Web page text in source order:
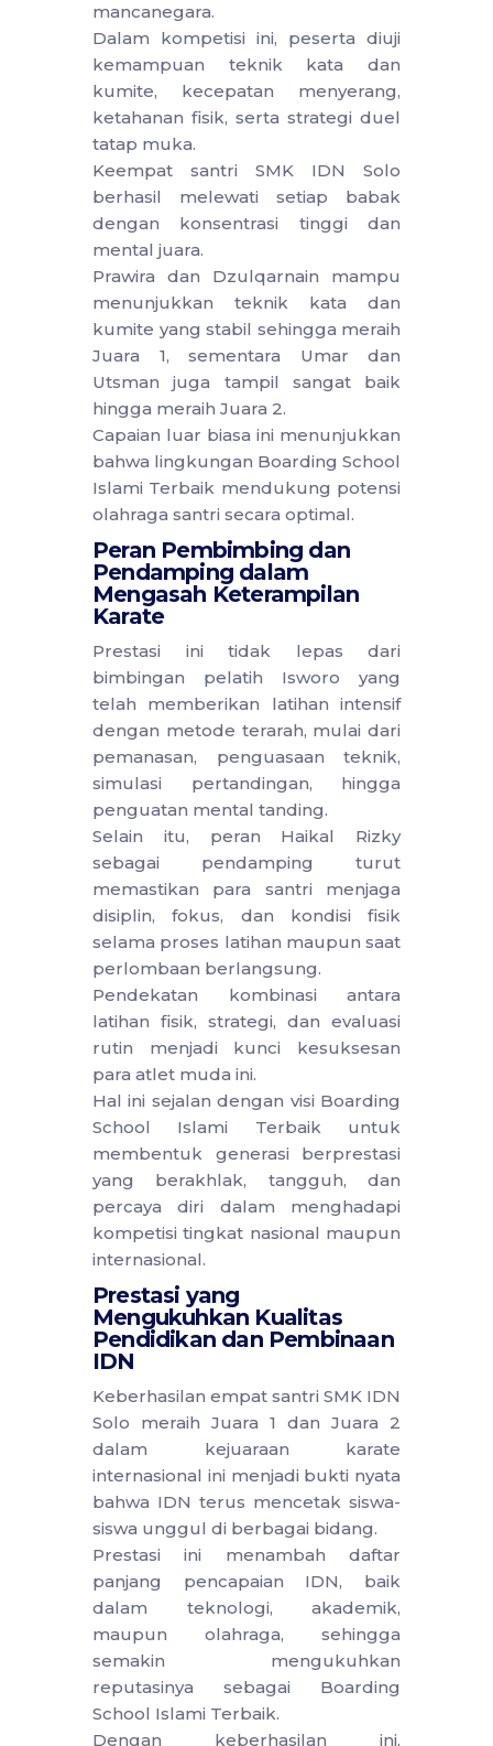
mancanegara.
Dalam kompetisi ini, peserta diuji
kemampuan teknik kata dan
kumite, kecepatan menyerang,
ketahanan fisik, serta strategi duel
tatap muka.
Keempat santri SMK IDN Solo
berhasil melewati setiap babak
dengan konsentrasi tinggi dan
mental juara.
Prawira dan Dzulqarnain mampu
menunjukkan teknik kata dan
kumite yang stabil sehingga meraih
Juara 1, sementara Umar dan
Utsman juga tampil sangat baik
hingga meraih Juara 2.
Capaian luar biasa ini menunjukkan
bahwa lingkungan Boarding School
Islami Terbaik mendukung potensi
olahraga santri secara optimal.
Peran Pembimbing dan
Pendamping dalam
Mengasah Keterampilan
Karate
Prestasi ini tidak lepas dari
bimbingan pelatih Isworo yang
telah memberikan latihan intensif
dengan metode terarah, mulai dari
pemanasan, penguasaan teknik,
simulasi pertandingan, hingga
penguatan mental tanding.
Selain itu, peran Haikal Rizky
sebagai pendamping turut
memastikan para santri menjaga
disiplin, fokus, dan kondisi fisik
selama proses latihan maupun saat
perlombaan berlangsung.
Pendekatan kombinasi antara
latihan fisik, strategi, dan evaluasi
rutin menjadi kunci kesuksesan
para atlet muda ini.
Hal ini sejalan dengan visi Boarding
School Islami Terbaik untuk
membentuk generasi berprestasi
yang berakhlak, tangguh, dan
percaya diri dalam menghadapi
kompetisi tingkat nasional maupun
internasional.
Prestasi yang
Mengukuhkan Kualitas
Pendidikan dan Pembinaan
IDN
Keberhasilan empat santri SMK IDN
Solo meraih Juara 1 dan Juara 2
dalam kejuaraan karate
internasional ini menjadi bukti nyata
bahwa IDN terus mencetak siswa-
siswa unggul di berbagai bidang.
Prestasi ini menambah daftar
panjang pencapaian IDN, baik
dalam teknologi, akademik,
maupun olahraga, sehingga
semakin mengukuhkan
reputasinya sebagai Boarding
School Islami Terbaik.
Dengan keberhasilan ini,